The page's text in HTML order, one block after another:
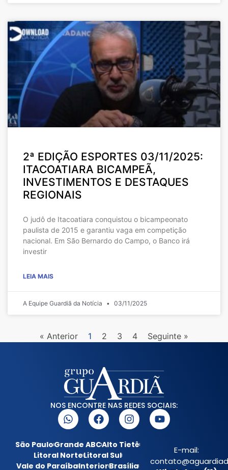
2ª EDIÇÃO ESPORTES 03/11/2025:
ITACOATIARA BICAMPEÃ,
INVESTIMENTOS E DESTAQUES
REGIONAIS
O judô de Itacoatiara conquistou o bicampeonato
paulista de 2015 e garantiu vaga em competição
nacional. Em São Bernardo do Campo, o Banco irá
investir
LEIA MAIS
A Equipe Guardiã da Notícia 03/11/2025
« Anterior 1 2 3 4 Seguinte »
NOS ENCONTRE NAS REDES SOCIAIS:
São PauloGrande ABCAlto Tietê
Litoral NorteLitoral Sul
Vale do ParaíbaInteriorBrasília
E-mail: